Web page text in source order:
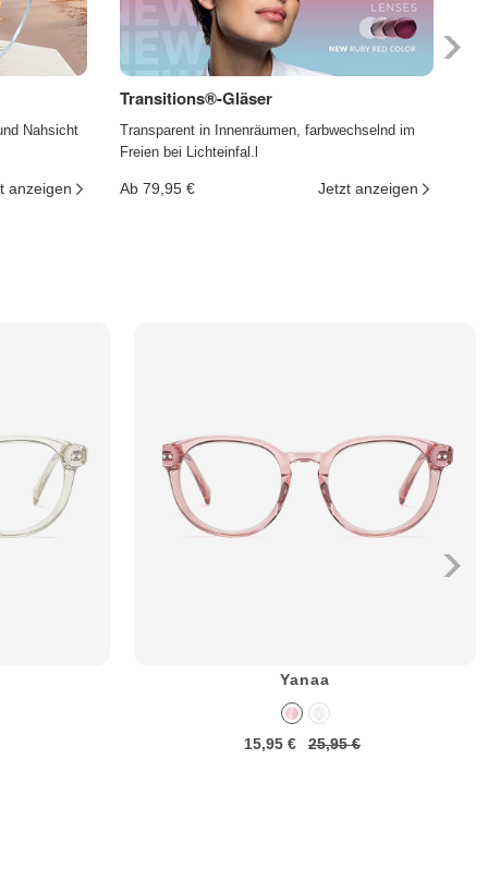
Nahsicht
anzeigen
Transitions®-Gläser
Transparent in Innenräumen, farbwechselnd im
Freien bei Lichteinfal.l
Ab 79,95 € Jetzt anzeigen
Yanaa
15,95 € 25,95 €